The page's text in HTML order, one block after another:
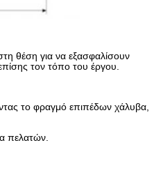
θέση για να εξασφαλίσουν
τον τόπο του έργου.
το φραγμό επιπέδων χάλυβα,
πελατών.